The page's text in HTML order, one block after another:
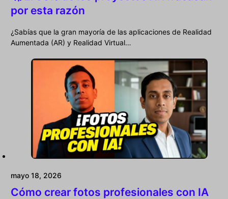
por esta razón
¿Sabías que la gran mayoría de las aplicaciones de Realidad
Aumentada (AR) y Realidad Virtual…
mayo 18, 2026
Cómo crear fotos profesionales con IA